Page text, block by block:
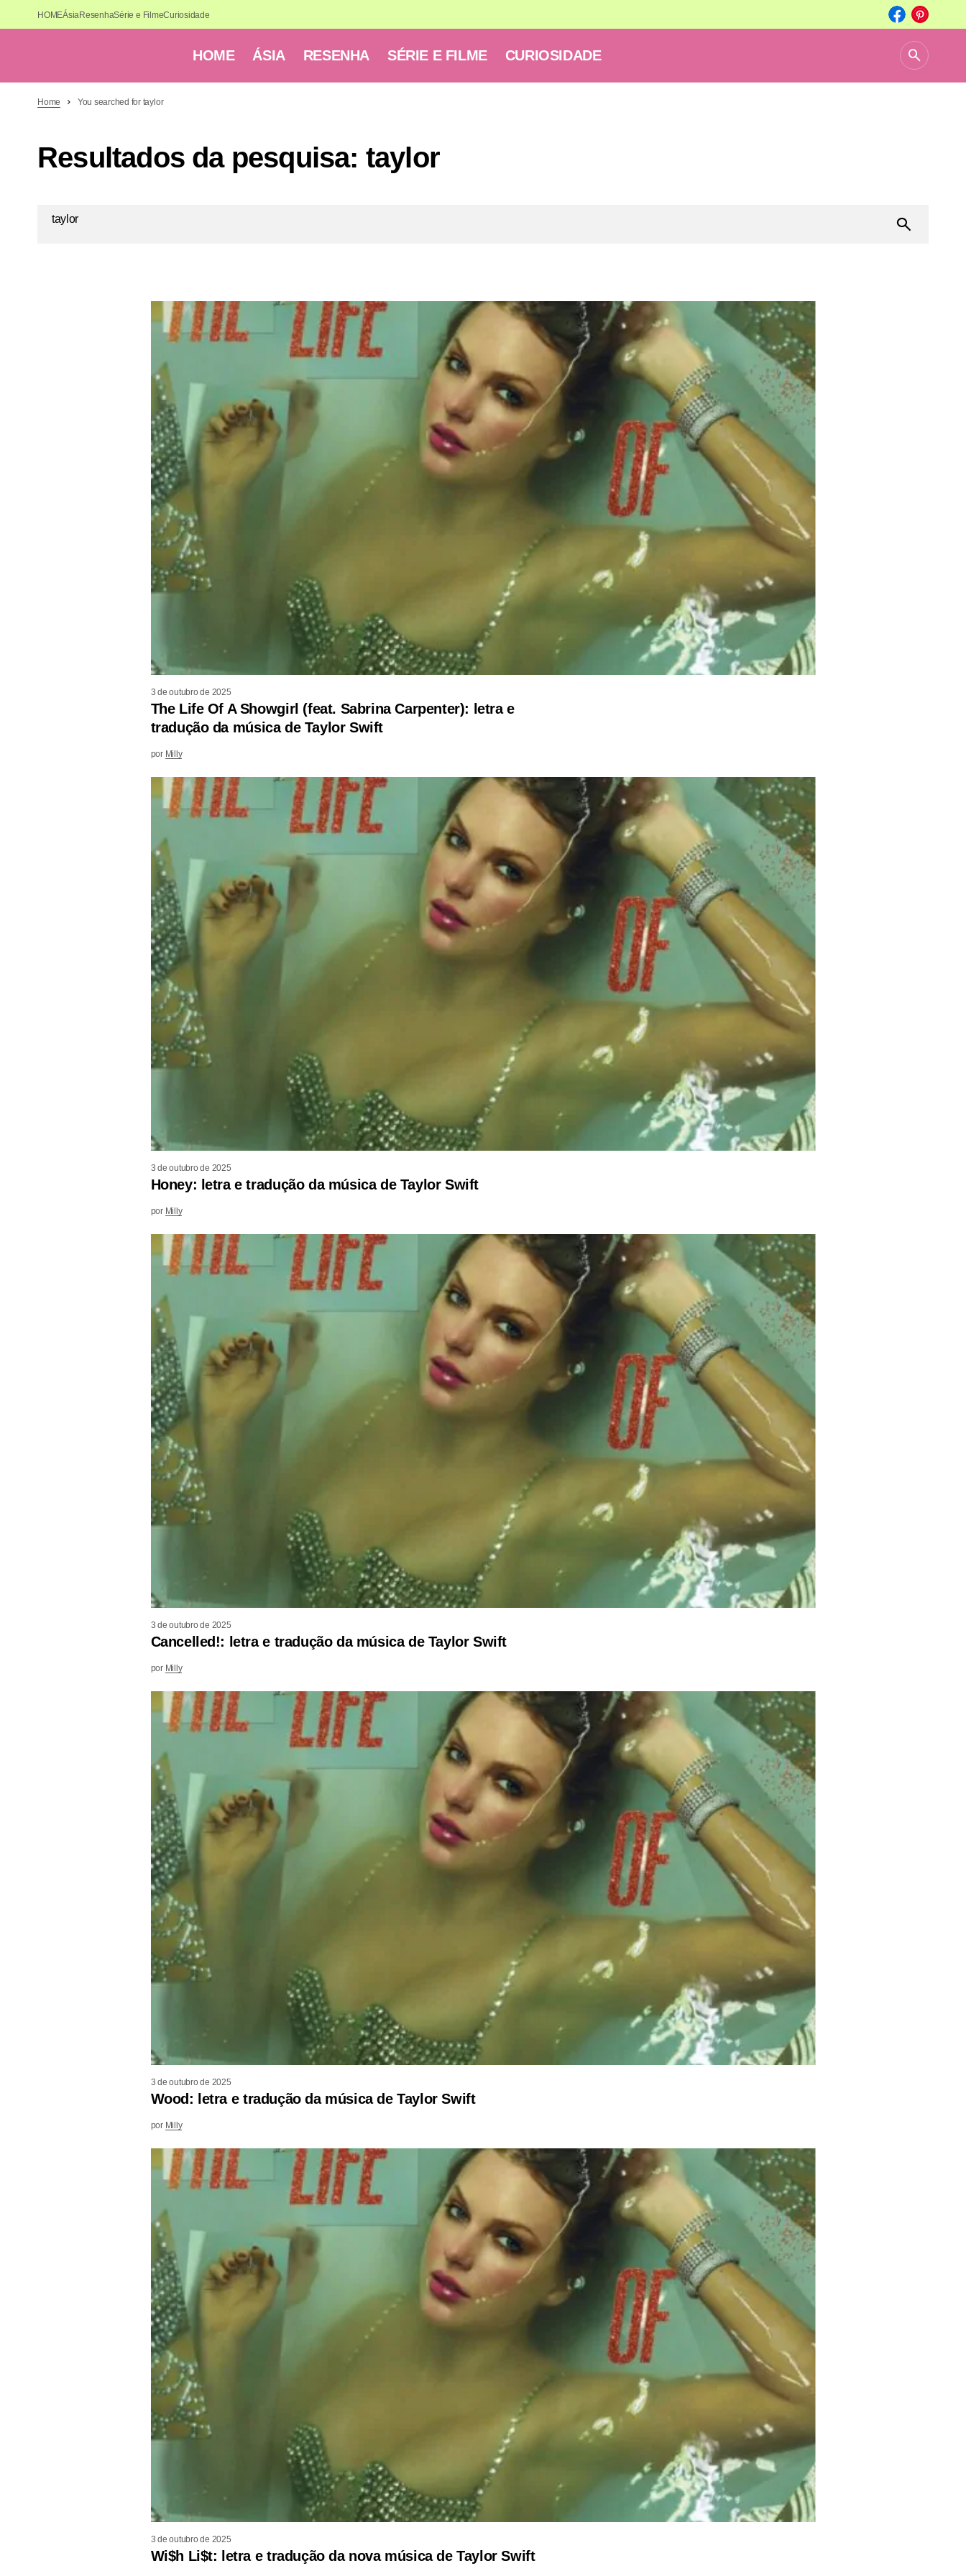
HOMEÁsiaResenhaSérie e FilmeCuriosidade
HOME ÁSIA RESENHA SÉRIE E FILME CURIOSIDADE
Home You searched for taylor
Resultados da pesquisa: taylor
3 de outubro de 2025
The Life Of A Showgirl (feat. Sabrina Carpenter): letra e
tradução da música de Taylor Swift
por Milly
3 de outubro de 2025
Honey: letra e tradução da música de Taylor Swift
por Milly
3 de outubro de 2025
Cancelled!: letra e tradução da música de Taylor Swift
por Milly
3 de outubro de 2025
Wood: letra e tradução da música de Taylor Swift
por Milly
3 de outubro de 2025
Wi$h Li$t: letra e tradução da nova música de Taylor Swift